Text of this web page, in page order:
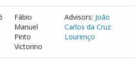
Fábio
Manuel
Pinto
Victorino
Advisors: João
Carlos da Cruz
Lourenço